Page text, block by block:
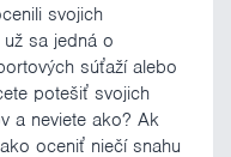
svojich
sa jedná o
súťaží alebo
potešiť svojich
a neviete ako? Ak
oceniť niečí snahu